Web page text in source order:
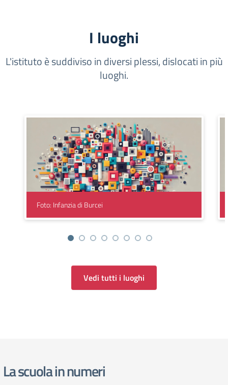
I luoghi
L'istituto è suddiviso in diversi plessi, dislocati in più
luoghi.
Foto: Infanzia di Burcei
Vedi tutti i luoghi
La scuola in numeri